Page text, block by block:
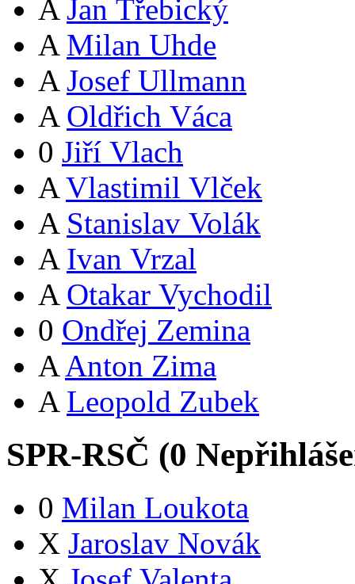
A Jan Třebický
A Milan Uhde
A Josef Ullmann
A Oldřich Váca
0 Jiří Vlach
A Vlastimil Vlček
A Stanislav Volák
A Ivan Vrzal
A Otakar Vychodil
0 Ondřej Zemina
A Anton Zima
A Leopold Zubek
SPR-RSČ (0
0 Milan Loukota
X Jaroslav Novák